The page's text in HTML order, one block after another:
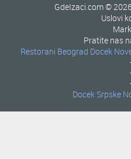
GdeIzaci.com ©
Uslovi
Pratite nas
Restorani Beograd Docek
Docek Srpske